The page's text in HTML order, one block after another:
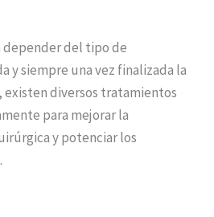
depender del tipo de
y siempre una vez finalizada la
existen diversos tratamientos
para mejorar la
y potenciar los